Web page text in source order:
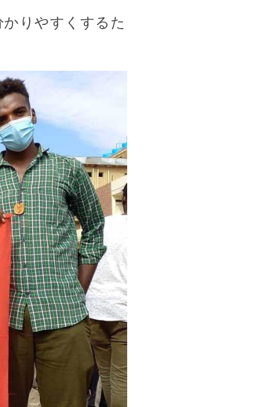
りやすくするた